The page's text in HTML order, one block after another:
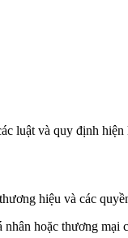
luật và quy định hiện
hiệu và các
hoặc thương mại